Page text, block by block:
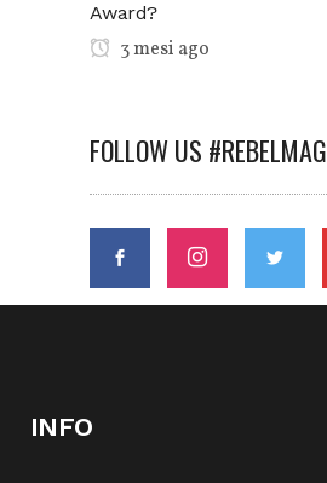
Award?
3 mesi ago
FOLLOW US #REBELMAG
INFO